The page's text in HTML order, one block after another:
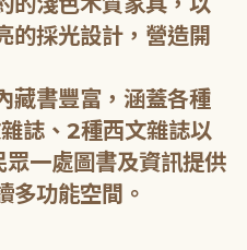
的採光設計，營造開
藏書豐富，涵蓋各種
誌、2種西文雜誌以
一處圖書及資訊提供